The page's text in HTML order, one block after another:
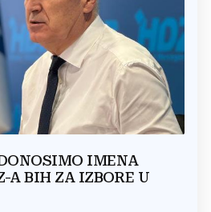
IMENA
A BIH ZA IZBORE U